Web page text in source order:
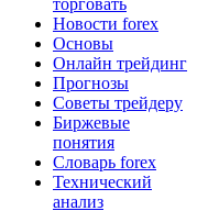
Новости forex
Основы
Онлайн трейдинг
Прогнозы
Советы трейдеру
Биржевые
понятия
Словарь forex
Технический
анализ